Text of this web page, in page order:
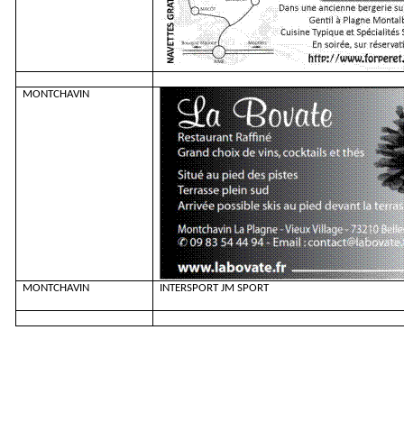
MONTCHAVIN
MONTCHAVIN INTERSPORT JM SPORT